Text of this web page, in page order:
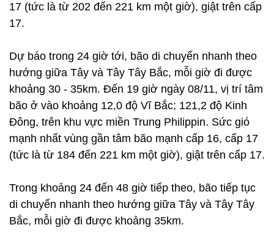
17 (tức là từ 202 đến 221 km một giờ), giật trên cấp
17.
Dự báo trong 24 giờ tới, bão di chuyển nhanh theo
hướng giữa Tây và Tây Tây Bắc, mỗi giờ đi được
khoảng 30 - 35km. Đến 19 giờ ngày 08/11, vị trí tâm
bão ở vào khoảng 12,0 độ Vĩ Bắc; 121,2 độ Kinh
Đông, trên khu vực miền Trung Philippin. Sức gió
mạnh nhất vùng gần tâm bão mạnh cấp 16, cấp 17
(tức là từ 184 đến 221 km một giờ), giật trên cấp 17.
Trong khoảng 24 đến 48 giờ tiếp theo, bão tiếp tục
di chuyển nhanh theo hướng giữa Tây và Tây Tây
Bắc, mỗi giờ đi được khoảng 35km.